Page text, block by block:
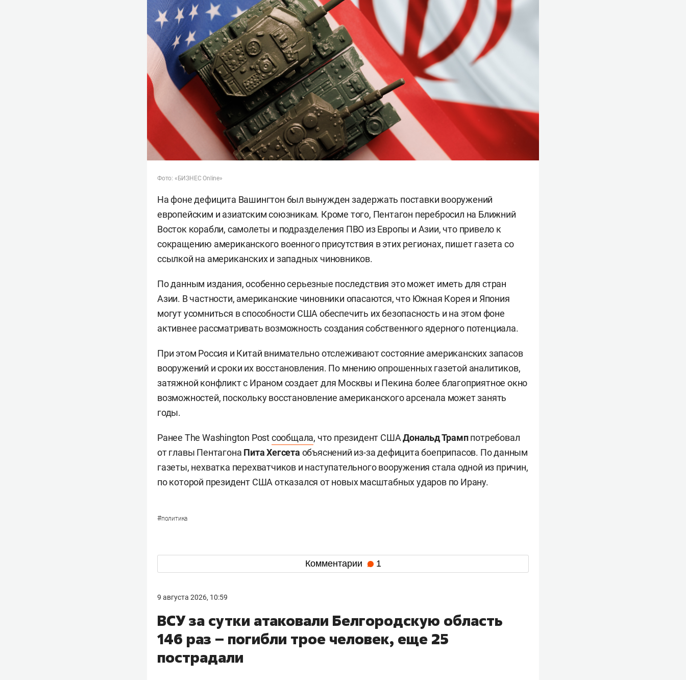
Фото: «БИЗНЕС Online»
На фоне дефицита Вашингтон был вынужден задержать поставки вооружений
европейским и азиатским союзникам. Кроме того, Пентагон перебросил на Ближний
Восток корабли, самолеты и подразделения ПВО из Европы и Азии, что привело к
сокращению американского военного присутствия в этих регионах, пишет газета со
ссылкой на американских и западных чиновников.
По данным издания, особенно серьезные последствия это может иметь для стран
Азии. В частности, американские чиновники опасаются, что Южная Корея и Япония
могут усомниться в способности США обеспечить их безопасность и на этом фоне
активнее рассматривать возможность создания собственного ядерного потенциала.
При этом Россия и Китай внимательно отслеживают состояние американских запасов
вооружений и сроки их восстановления. По мнению опрошенных газетой аналитиков,
затяжной конфликт с Ираном создает для Москвы и Пекина более благоприятное окно
возможностей, поскольку восстановление американского арсенала может занять
годы.
Ранее The Washington Postсообщала, что президент СШАДональд Трамппотребовал
от главы Пентагона Пита Хегсета объяснений из-за дефицита боеприпасов. По данным
газеты, нехватка перехватчиков и наступательного вооружения стала одной из причин,
по которой президент США отказался от новых масштабных ударов по Ирану.
#политика
Комментарии 1
9 августа 2026, 10:59
ВСУ за сутки атаковали Белгородскую область
146 раз – погибли трое человек, еще 25
пострадали